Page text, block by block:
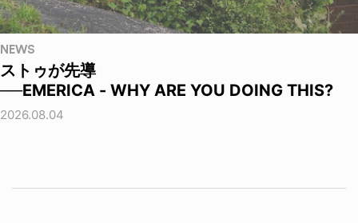
NEWS
ストゥが先導
──EMERICA - WHY ARE YOU DOING THIS?
2026.08.04